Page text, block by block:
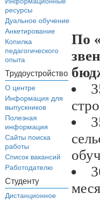
ресурсы
Дуальное обучение
Анкетирование
Копилка
педагогического
опыта
Трудоустройство
О центре
Информация для
выпускников
Полезная
информация
Сайты поиска
работы
Список вакансий
Работодателю
Студенту
Дистанционное
По